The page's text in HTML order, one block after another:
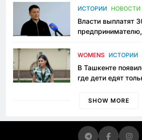
пространство
ИСТОРИИ НОВОСТИ
Власти выплатят
приговору
WOMENS ИСТОРИИ
В Ташкенте
где дети едят
просить «кашу
SHOW MORE